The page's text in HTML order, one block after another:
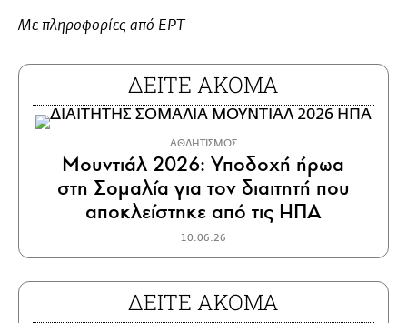
Με πληροφορίες από ΕΡΤ
ΔΕΙΤΕ ΑΚΟΜΑ
ΑΘΛΗΤΙΣΜΟΣ
Μουντιάλ 2026: Υποδοχή ήρωα
στη Σομαλία για τον διαιτητή που
αποκλείστηκε από τις ΗΠΑ
10.06.26
ΔΕΙΤΕ ΑΚΟΜΑ